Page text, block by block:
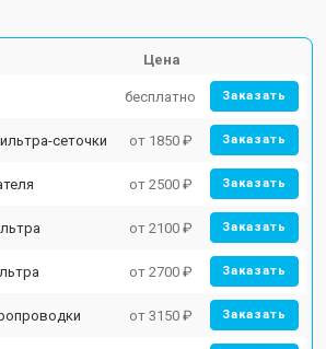
Цена
бесплатно Заказать
сеточки от 1850 ₽ Заказать
от 2500 ₽ Заказать
от 2100 ₽ Заказать
от 2700 ₽ Заказать
от 3150 ₽ Заказать